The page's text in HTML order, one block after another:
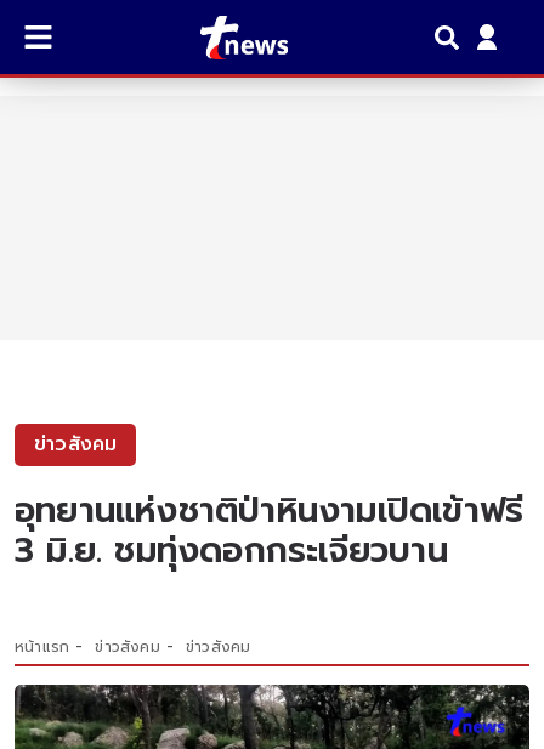
ข่าวสังคม
อุทยานแห่งชาติป่าหินงามเปิดเข้าฟรี
3 มิ.ย. ชมทุ่งดอกกระเจียวบาน
หน้าแรก ข่าวสังคม ข่าวสังคม